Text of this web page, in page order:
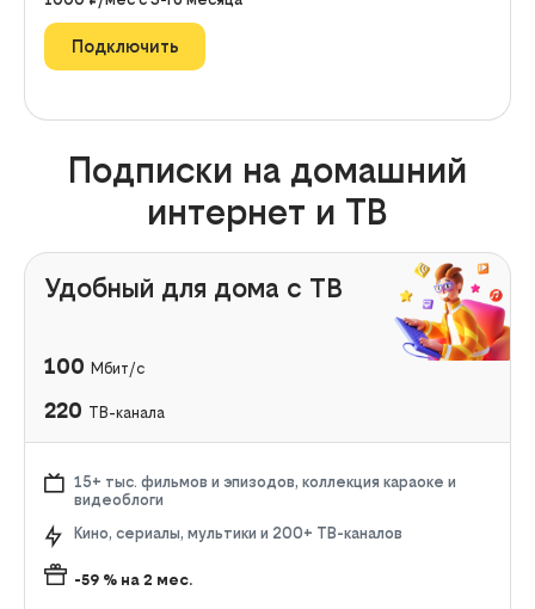
Подключить
Подписки на домашний
интернет и ТВ
Удобный для дома с ТВ
100 Мбит/с
220 ТВ-канала
15+ тыс. фильмов и эпизодов, коллекция караоке и
видеоблоги
Кино, сериалы, мультики и 200+ ТВ-каналов
-59 % на 2 мес.